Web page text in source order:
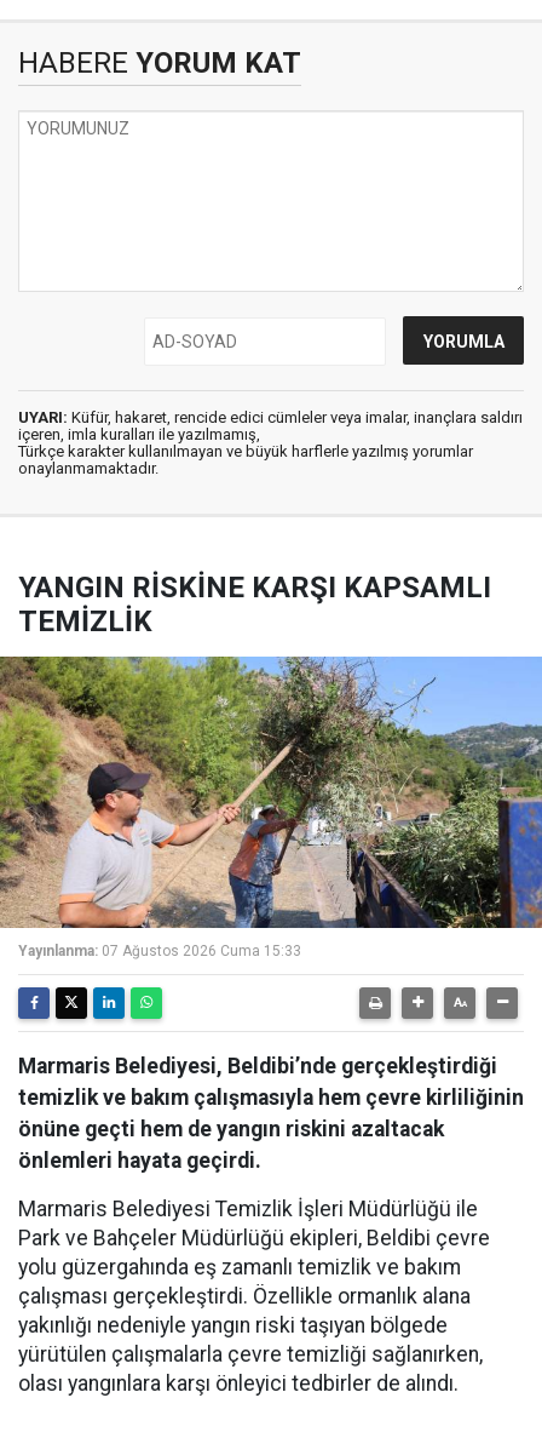
HABERE YORUM KAT
UYARI: Küfür, hakaret, rencide edici cümleler veya imalar, inançlara saldırı
içeren, imla kuralları ile yazılmamış,
Türkçe karakter kullanılmayan ve büyük harflerle yazılmış yorumlar
onaylanmamaktadır.
YANGIN RİSKİNE KARŞI KAPSAMLI
TEMİZLİK
Yayınlanma: 07 Ağustos 2026 Cuma 15:33
Marmaris Belediyesi, Beldibi’nde gerçekleştirdiği
temizlik ve bakım çalışmasıyla hem çevre kirliliğinin
önüne geçti hem de yangın riskini azaltacak
önlemleri hayata geçirdi.
Marmaris Belediyesi Temizlik İşleri Müdürlüğü ile
Park ve Bahçeler Müdürlüğü ekipleri, Beldibi çevre
yolu güzergahında eş zamanlı temizlik ve bakım
çalışması gerçekleştirdi. Özellikle ormanlık alana
yakınlığı nedeniyle yangın riski taşıyan bölgede
yürütülen çalışmalarla çevre temizliği sağlanırken,
olası yangınlara karşı önleyici tedbirler de alındı.